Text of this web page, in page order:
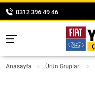
0312 396 49 46
Anasayfa Ürün Grupları